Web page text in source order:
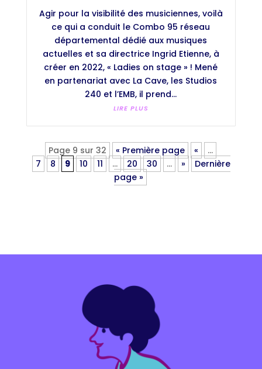
Agir pour la visibilité des musiciennes, voilà
ce qui a conduit le Combo 95 réseau
départemental dédié aux musiques
actuelles et sa directrice Ingrid Etienne, à
créer en 2022, « Ladies on stage » ! Mené
en partenariat avec La Cave, les Studios
240 et l’EMB, il prend...
LIRE PLUS
Page 9 sur 32 « Première page «
…
7
8 9 10 11 … 20 30 … »
Dernière
page »